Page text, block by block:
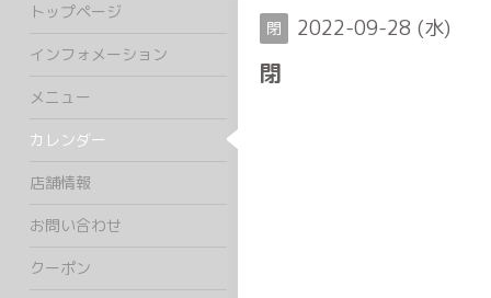
閉 2022-09-28 (水)
閉
トップページ
インフォメーション
メニュー
カレンダー
店舗情報
お問い合わせ
クーポン